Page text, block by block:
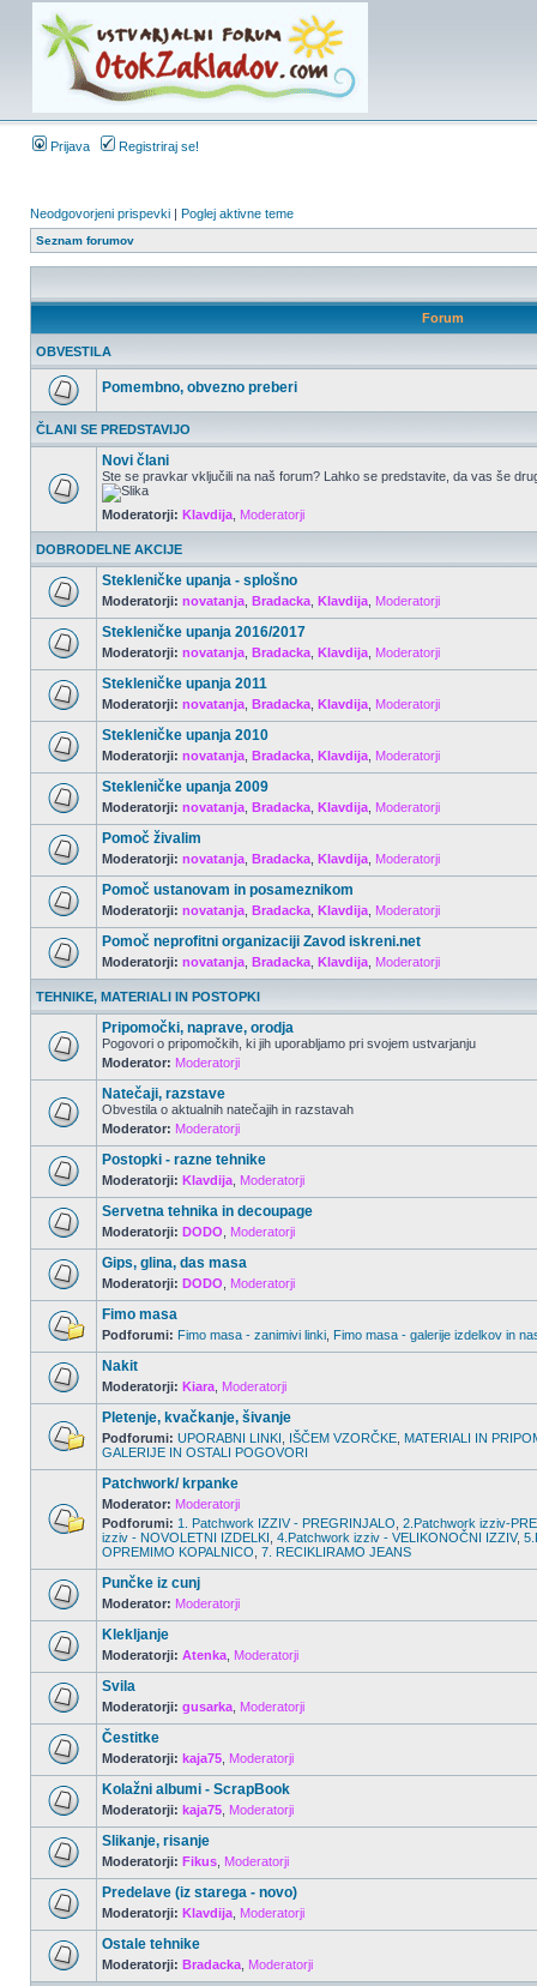
Prijava Registriraj se!
Neodgovorjeni prispevki | Poglej aktivne teme
Seznam forumov
Forum
OBVESTILA
Pomembno, obvezno preberi
ČLANI SE PREDSTAVIJO
Novi člani
Ste se pravkar vključili na naš forum? Lahko se predstavite, da vas še
Moderatorji: Klavdija Moderatorji
DOBRODELNE AKCIJE
Stekleničke upanja - splošno
Moderatorji: novatanja Bradacka Klavdija Moderatorji
Stekleničke upanja 2016/2017
Moderatorji: novatanja Bradacka Klavdija Moderatorji
Stekleničke upanja 2011
Moderatorji: novatanja Bradacka Klavdija Moderatorji
Stekleničke upanja 2010
Moderatorji: novatanja Bradacka Klavdija Moderatorji
Stekleničke upanja 2009
Moderatorji: novatanja Bradacka Klavdija Moderatorji
Pomoč živalim
Moderatorji: novatanja Bradacka Klavdija Moderatorji
Pomoč ustanovam in posameznikom
Moderatorji: novatanja Bradacka Klavdija Moderatorji
Pomoč neprofitni organizaciji Zavod iskreni.net
Moderatorji: novatanja Bradacka Klavdija Moderatorji
TEHNIKE, MATERIALI IN POSTOPKI
Pripomočki, naprave, orodja
Pogovori o pripomočkih, ki jih uporabljamo pri svojem ustvarjanju
Moderator: Moderatorji
Natečaji, razstave
Obvestila o aktualnih natečajih in razstavah
Moderator: Moderatorji
Postopki - razne tehnike
Moderatorji: Klavdija Moderatorji
Servetna tehnika in decoupage
Moderatorji: DODO Moderatorji
Gips, glina, das masa
Moderatorji: DODO Moderatorji
Fimo masa
Podforumi: Fimo masa - zanimivi linki Fimo masa - galerije izdelkov in
Nakit
Moderatorji: Kiara Moderatorji
Pletenje, kvačkanje, šivanje
Podforumi: UPORABNI LINKI IŠČEM VZORČKE MATERIALI IN
GALERIJE IN OSTALI POGOVORI
Patchwork/ krpanke
Moderator: Moderatorji
Podforumi: 1. Patchwork IZZIV - PREGRINJALO 2.Patchwork izziv-
izziv - NOVOLETNI IZDELKI 4.Patchwork izziv - VELIKONOČNI IZZIV,
OPREMIMO KOPALNICO 7. RECIKLIRAMO JEANS
Punčke iz cunj
Moderator: Moderatorji
Klekljanje
Moderatorji: Atenka Moderatorji
Svila
Moderatorji: gusarka Moderatorji
Čestitke
Moderatorji: kaja75 Moderatorji
Kolažni albumi - ScrapBook
Moderatorji: kaja75 Moderatorji
Slikanje, risanje
Moderatorji: Fikus Moderatorji
Predelave (iz starega - novo)
Moderatorji: Klavdija Moderatorji
Ostale tehnike
Moderatorji: Bradacka Moderatorji